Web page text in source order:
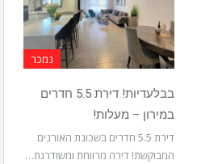
נמכר
בבלעדיות! דירת 5.5 חדרים
במירון – מעלות!
דירת 5.5 חדרים בשכונת האורנים
המבוקשת! דירה מרווחת ומשודרגת…